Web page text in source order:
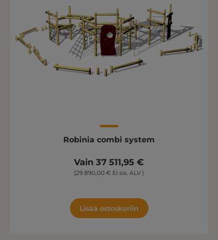
Robinia combi system
Vain 37 511,95 €
(29 890,00 € Ei sis. ALV )
Lisää ostoskoriin